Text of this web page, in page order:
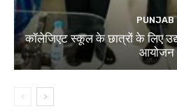
PUNJAB
कॉलेजिएट स्कूल के छात्रों के लिए
आयोजन